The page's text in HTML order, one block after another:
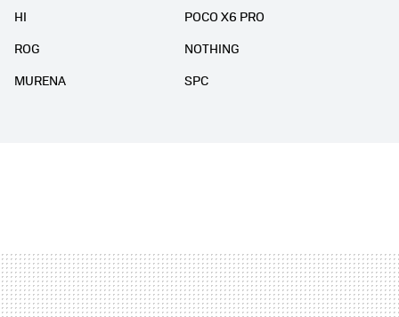
HI
POCO X6 PRO
ROG
NOTHING
MURENA
SPC